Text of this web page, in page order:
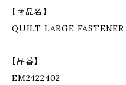
【商品名】
QUILT LARGE
【品番】
EM2422402